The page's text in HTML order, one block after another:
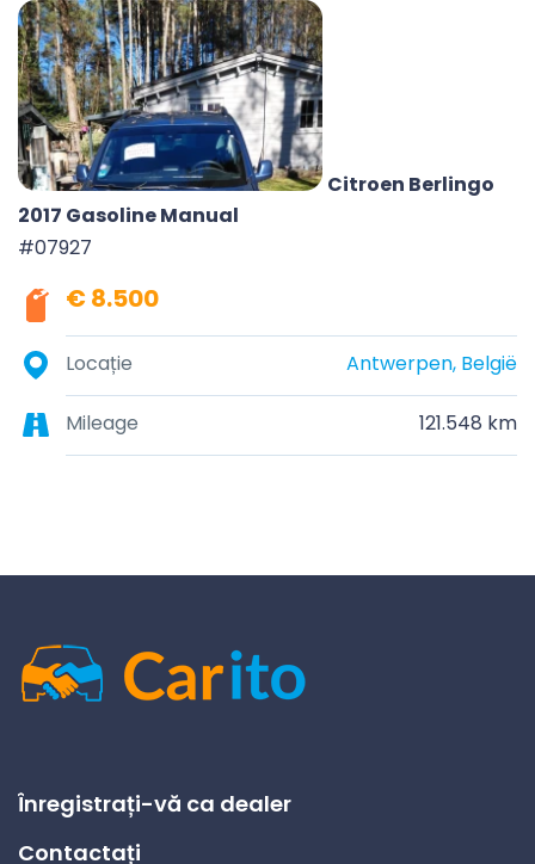
Citroen Berlingo
2017 Gasoline Manual
#07927
€ 8.500
Locație Antwerpen, België
Mileage 121.548 km
Înregistrați-vă ca dealer
Contactați